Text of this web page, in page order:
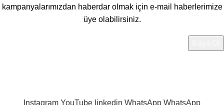
kampanyalarımızdan haberdar olmak için e-mail haberlerimize
üye olabilirsiniz.
Instagram YouTube linkedin WhatsApp WhatsApp